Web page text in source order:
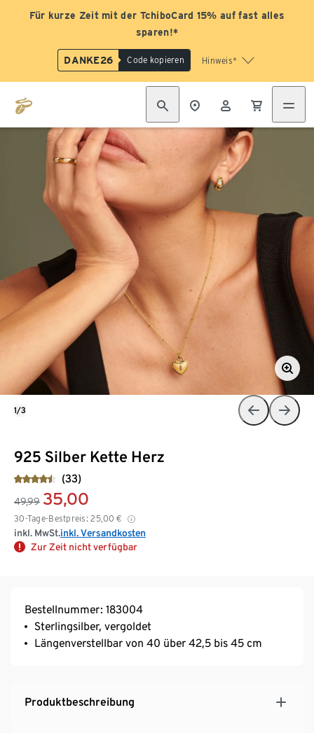
Für kurze Zeit mit der TchiboCard 15% auf fast alles
sparen!*
DANKE26 Code kopieren Hinweis*
925 Silber Kette Herz
(33)
49,99 35,00
30-Tage-Bestpreis: 25,00 €
inkl. MwSt.inkl. Versandkosten
Zur Zeit nicht verfügbar
1/3
Bestellnummer: 183004
Sterlingsilber, vergoldet
Längenverstellbar von 40 über 42,5 bis 45 cm
Produktbeschreibung